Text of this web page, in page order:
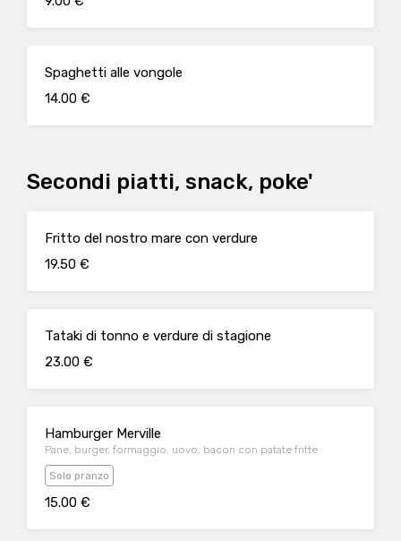
Spaghetti alle vongole
14.00 €
Secondi piatti, snack, poke'
Fritto del nostro mare con verdure
19.50 €
Tataki di tonno e verdure di stagione
23.00 €
Hamburger Merville
Pane, burger, formaggio, uovo, bacon con patate fritte
Solo pranzo
15.00 €